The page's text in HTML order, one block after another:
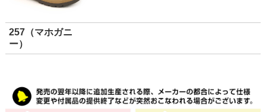
257（マホガニ
ー）